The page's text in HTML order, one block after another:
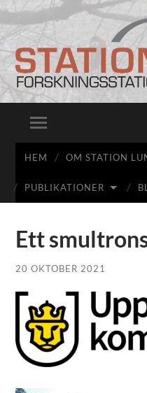
Slå
på/av
mobilmeny
HEM OM STATION
PUBLIKATIONER
Ett
20 OKTOBER 2021